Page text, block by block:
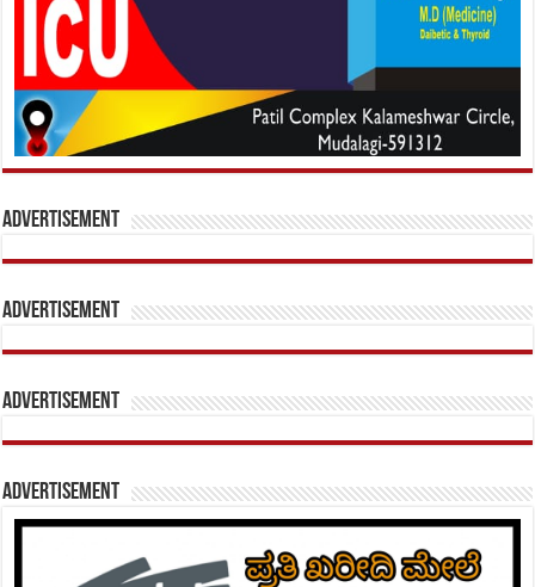
Advertisement
Advertisement
Advertisement
Advertisement